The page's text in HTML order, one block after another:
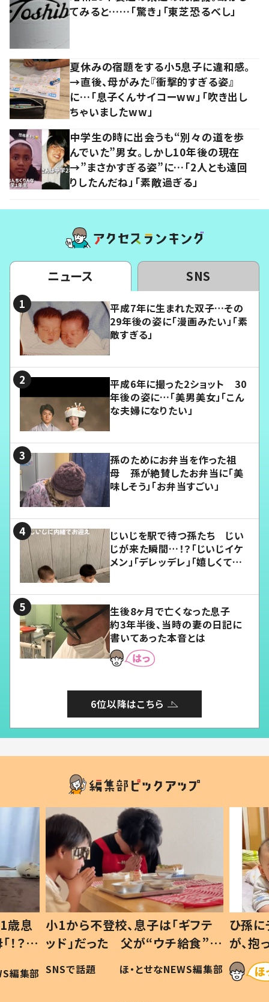
てみると……「驚き」「東芝恐るべし」
夏休みの宿題をする小5息子に違和感。
→直後、母がみた『衝撃的すぎる姿』
に…「息子くんサイコーww」「吹き出し
ちゃいましたww」
中学生の時に出会うも“別々の道を歩
んでいた”男女。しかし10年後の現在
→”まさかすぎる姿”に…「2人とも遠回
りしたんだね」「素敵過ぎる」
ニュース SNS
平成7年に生まれた双子…その
29年後の姿に「漫画みたい」「素
敵すぎる」
平成6年に撮った2ショット 30
年後の姿に…「美男美女」「こん
な夫婦になりたい」
孫のためにお弁当を作った祖
母 孫が絶賛したお弁当に「美
味しそう」「お弁当すごい」
じいじを駅で待つ孫たち じい
じが来た瞬間…！？「じいじイケ
メン」「デレッデレ」「嬉しくて可
生後8ヶ月で亡くなった息子
約3年半後、当時の妻の日記に
書いてあった本音とは
6位以降はこちら
歳息
？」
編集部
小1から不登校、息子は「ギフテ
ッド」だった 父が“ウチ給食”を
作り続ける理由とは #令和の親
#令和の子
SNSで話題 ほ・とせなNEWS編集部
ひ孫
が、
「涙が
い」